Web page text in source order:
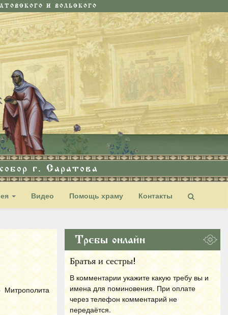
И ВОЛЬСКОГО
г. Саратова
Видео Помощь храму Контакты
Митрополита
Требы онлайн
Братья и сестры!
В комментарии укажите какую требу вы и
имена для поминовения. При оплате
через телефон комментарий не
передаётся.